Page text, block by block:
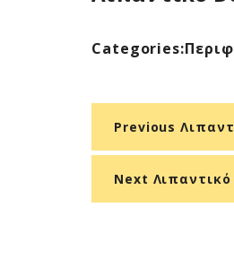
Categories:
Previous
Next Λιπαντικό